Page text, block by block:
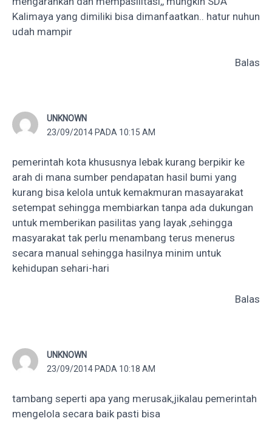
Kalimaya yang dimiliki bisa dimanfaatkan.. hatur nuhun
udah mampir
Balas
UNKNOWN
23/09/2014 PADA 10:15 AM
pemerintah kota khususnya lebak kurang berpikir ke
arah di mana sumber pendapatan hasil bumi yang
kurang bisa kelola untuk kemakmuran masayarakat
setempat sehingga membiarkan tanpa ada dukungan
untuk memberikan pasilitas yang layak ,sehingga
masyarakat tak perlu menambang terus menerus
secara manual sehingga hasilnya minim untuk
kehidupan sehari-hari
Balas
UNKNOWN
23/09/2014 PADA 10:18 AM
tambang seperti apa yang merusak,jikalau pemerintah
mengelola secara baik pasti bisa